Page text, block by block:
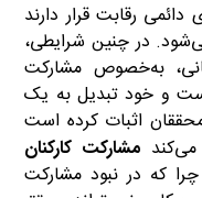
رقابت قرار دارند
در چنین شرایطی،
به‌خصوص مشارکت
است و خود تبدیل به یک
اثبات کرده است
مشارکت کارکنان
که در نبود مشارکت